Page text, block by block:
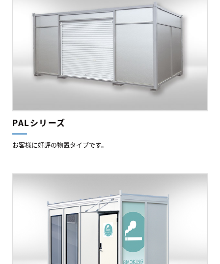
PALシリーズ
お客様に好評の物置タイプです。